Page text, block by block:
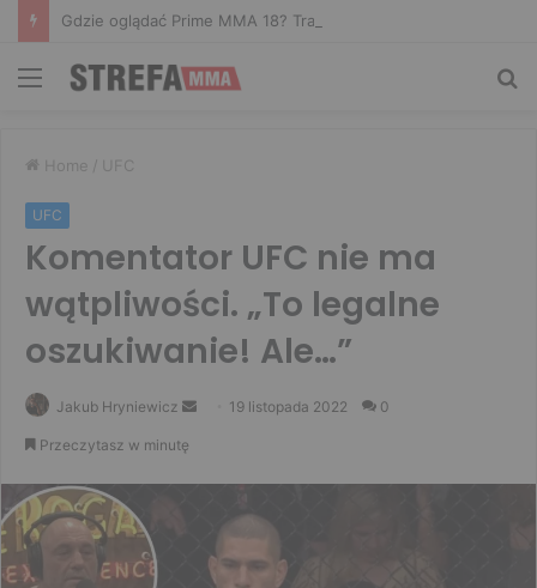
Gdzie oglądać Prime MMA 18? Transmisja na żywo
Menu
Home / UFC
UFC
Komentator UFC nie ma
wątpliwości. „To legalne
oszukiwanie! Ale…”
Jakub Hryniewicz
Send 19 listopada 2022 0
Przeczytasz w minutę